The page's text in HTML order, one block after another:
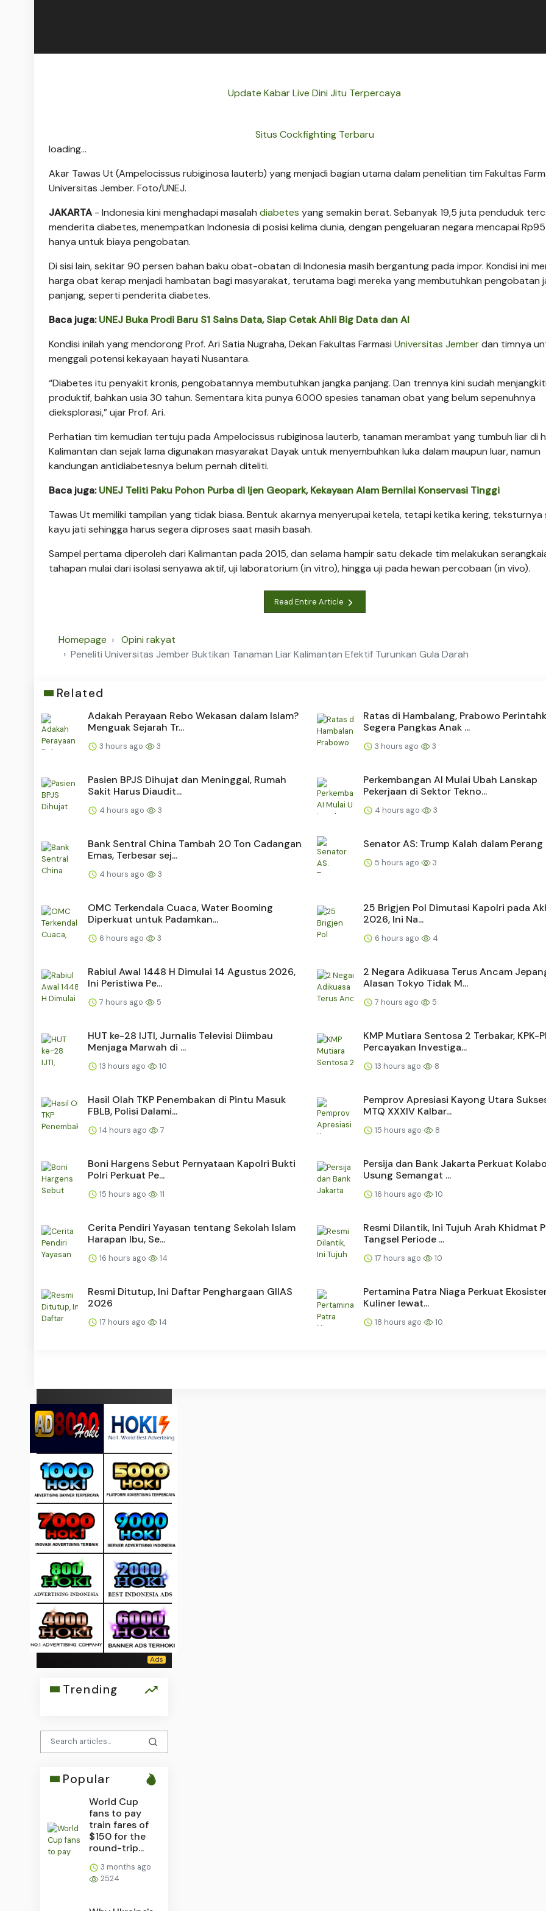
Update Kabar Live Dini Jitu Terpercaya
Situs Cockfighting Terbaru
loading...
Akar Tawas Ut (Ampelocissus rubiginosa lauterb) yang menjadi bagian utama dalam penelitian tim Fakultas
Universitas Jember. Foto/UNEJ.
JAKARTA - Indonesia kini menghadapi masalah diabetes yang semakin berat. Sebanyak 19,5 juta penduduk
menderita diabetes, menempatkan Indonesia di posisi kelima dunia, dengan pengeluaran negara mencapai
hanya untuk biaya pengobatan.
Di sisi lain, sekitar 90 persen bahan baku obat-obatan di Indonesia masih bergantung pada impor. Kondisi ini
harga obat kerap menjadi hambatan bagi masyarakat, terutama bagi mereka yang membutuhkan pengobatan
panjang, seperti penderita diabetes.
Baca juga:UNEJ Buka Prodi Baru S1 Sains Data, Siap Cetak Ahli Big Data dan AI
Kondisi inilah yang mendorong Prof. Ari Satia Nugraha, Dekan Fakultas Farmasi Universitas Jemberdan timnya
menggali potensi kekayaan hayati Nusantara.
“Diabetes itu penyakit kronis, pengobatannya membutuhkan jangka panjang. Dan trennya kini sudah
produktif, bahkan usia 30 tahun. Sementara kita punya 6.000 spesies tanaman obat yang belum sepenuhnya
dieksplorasi,” ujar Prof. Ari.
Perhatian tim kemudian tertuju pada Ampelocissus rubiginosa lauterb, tanaman merambat yang tumbuh liar di
Kalimantan dan sejak lama digunakan masyarakat Dayak untuk menyembuhkan luka dalam maupun luar, namun
kandungan antidiabetesnya belum pernah diteliti.
Baca juga:UNEJ Teliti Paku Pohon Purba di Ijen Geopark, Kekayaan Alam Bernilai Konservasi Tinggi
Tawas Ut memiliki tampilan yang tidak biasa. Bentuk akarnya menyerupai ketela, tetapi ketika kering, teksturnya
kayu jati sehingga harus segera diproses saat masih basah.
Sampel pertama diperoleh dari Kalimantan pada 2015, dan selama hampir satu dekade tim melakukan
tahapan mulai dari isolasi senyawa aktif, uji laboratorium (in vitro), hingga uji pada hewan percobaan (in vivo).
Read Entire Article
Homepage
Opini rakyat
Peneliti Universitas Jember Buktikan Tanaman Liar Kalimantan Efektif Turunkan Gula Darah
Related
Adakah Perayaan Rebo Wekasan dalam Islam?
Menguak Sejarah Tr...
3 hours ago 3
Ratas di Hambalang, Prabowo
Segera Pangkas Anak ...
3 hours ago 3
Pasien BPJS Dihujat dan Meninggal, Rumah
Sakit Harus Diaudit...
4 hours ago 3
Perkembangan AI Mulai Ubah Lanskap
Pekerjaan di Sektor Tekno...
4 hours ago 3
Bank Sentral China Tambah 20 Ton Cadangan
Emas, Terbesar sej...
4 hours ago 3
Senator AS: Trump Kalah dalam Perang
5 hours ago 3
OMC Terkendala Cuaca, Water Booming
Diperkuat untuk Padamkan...
6 hours ago 3
25 Brigjen Pol Dimutasi Kapolri pada
2026, Ini Na...
6 hours ago 4
Rabiul Awal 1448 H Dimulai 14 Agustus 2026,
Ini Peristiwa Pe...
7 hours ago 5
2 Negara Adikuasa Terus Ancam
Alasan Tokyo Tidak M...
7 hours ago 5
HUT ke-28 IJTI, Jurnalis Televisi Diimbau
Menjaga Marwah di ...
13 hours ago 10
KMP Mutiara Sentosa 2 Terbakar, KPK-
Percayakan Investiga...
13 hours ago 8
Hasil Olah TKP Penembakan di Pintu Masuk
FBLB, Polisi Dalami...
14 hours ago 7
Pemprov Apresiasi Kayong Utara
MTQ XXXIV Kalbar...
15 hours ago 8
Boni Hargens Sebut Pernyataan Kapolri Bukti
Polri Perkuat Pe...
15 hours ago 11
Persija dan Bank Jakarta Perkuat
Usung Semangat ...
16 hours ago 10
Cerita Pendiri Yayasan tentang Sekolah Islam
Harapan Ibu, Se...
16 hours ago 14
Resmi Dilantik, Ini Tujuh Arah Khidmat
Tangsel Periode ...
17 hours ago 10
Resmi Ditutup, Ini Daftar Penghargaan GIIAS
2026
17 hours ago 14
Pertamina Patra Niaga Perkuat
Kuliner lewat...
18 hours ago 10
Trending
Popular
World Cup
fans to pay
train fares of
$150 for the
round-trip...
3 months ago
2524